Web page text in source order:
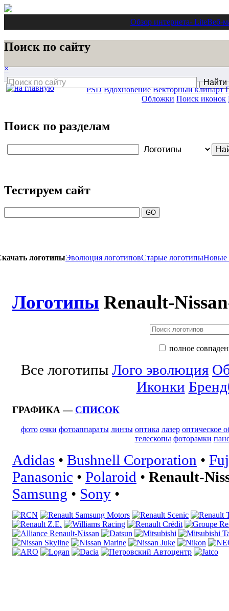
Обзор интернета- LiteВеб-
Поиск по сайту
×
Поиск по разделам
Тестируем сайт
логотипыЭволюция логотиповСтарые логотипыНовые
PSD Вдохновение Векторный клипарт
Обложки Поиск иконок
Логотипы Renault-
полное
Все логотипы Лого эволюция
Иконки
ГРАФИКА — СПИСОК
фото очки фотоаппараты линзы оптика лазер оптическое
телескопы фоторамки
Adidas • Bushnell Corporation •
Panasonic • Polaroid • Renault-
Samsung • Sony •